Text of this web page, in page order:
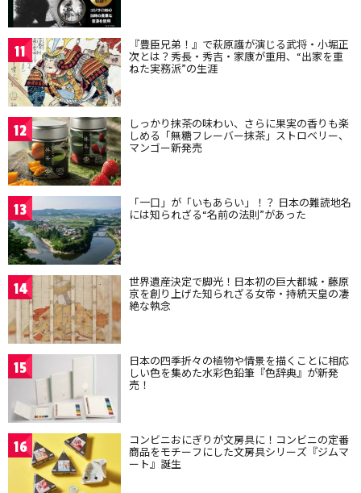
11 『豊臣兄弟！』で萩原護が演じる武将・小堀正
次とは？秀長・秀吉・家康が重用、“出家を重
ねた実務派”の生涯
12 しっかり抹茶の味わい、さらに果実の香りも楽
しめる「無糖フレーバー抹茶」ストロベリー、
マンゴー新発売
13 「一口」が「いもあらい」！？ 日本の難読地名
には知られざる“名前の法則”があった
14 世界遺産決定で脚光！日本初の巨大都城・藤原
京を創り上げた知られざる女帝・持統天皇の凄
絶な執念
15 日本の四季折々の植物や情景を描くことに相応
しい色を集めた水彩色鉛筆『色辞典』が新発
売！
16 コンビニおにぎりが文房具に！コンビニの定番
商品をモチーフにした文房具シリーズ『ジムマ
ート』誕生